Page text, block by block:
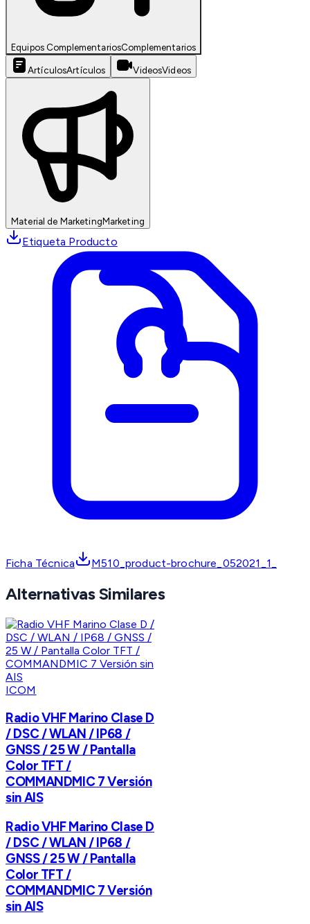
Equipos ComplementariosComplementarios
ArtículosArtículos VideosVideos
Material de MarketingMarketing
Etiqueta Producto
Ficha Técnica M510_product-brochure_052021_1_
Alternativas Similares
ICOM
Radio VHF Marino Clase D
/ DSC / WLAN / IP68 /
GNSS / 25 W / Pantalla
Color TFT /
COMMANDMIC 7 Versión
sin AIS
Radio VHF Marino Clase D
/ DSC / WLAN / IP68 /
GNSS / 25 W / Pantalla
Color TFT /
COMMANDMIC 7 Versión
sin AIS